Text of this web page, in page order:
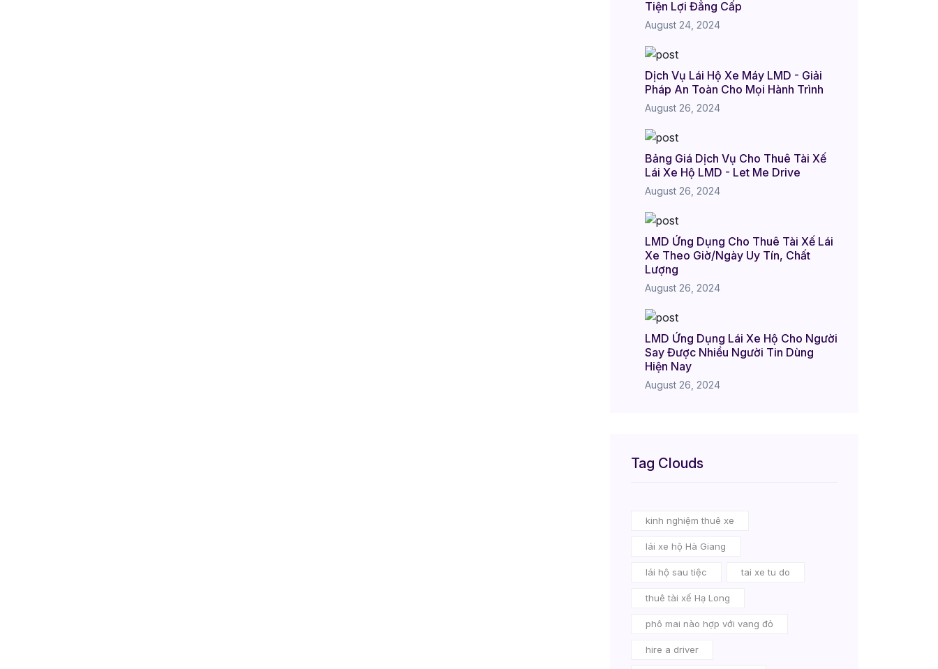
Tiện Lợi Đẳng Cấp
August 24, 2024
Dịch Vụ Lái Hộ Xe Máy LMD - Giải
Pháp An Toàn Cho Mọi Hành Trình
August 26, 2024
Bảng Giá Dịch Vụ Cho Thuê Tài Xế
Lái Xe Hộ LMD - Let Me Drive
August 26, 2024
LMD Ứng Dụng Cho Thuê Tài Xế Lái
Xe Theo Giờ/Ngày Uy Tín, Chất
Lượng
August 26, 2024
LMD Ứng Dụng Lái Xe Hộ Cho Người
Say Được Nhiều Người Tin Dùng
Hiện Nay
August 26, 2024
Tag Clouds
kinh nghiệm thuê xe
lái xe hộ Hà Giang
lái hộ sau tiệc tai xe tu do
thuê tài xế Hạ Long
phô mai nào hợp với vang đỏ
hire a driver